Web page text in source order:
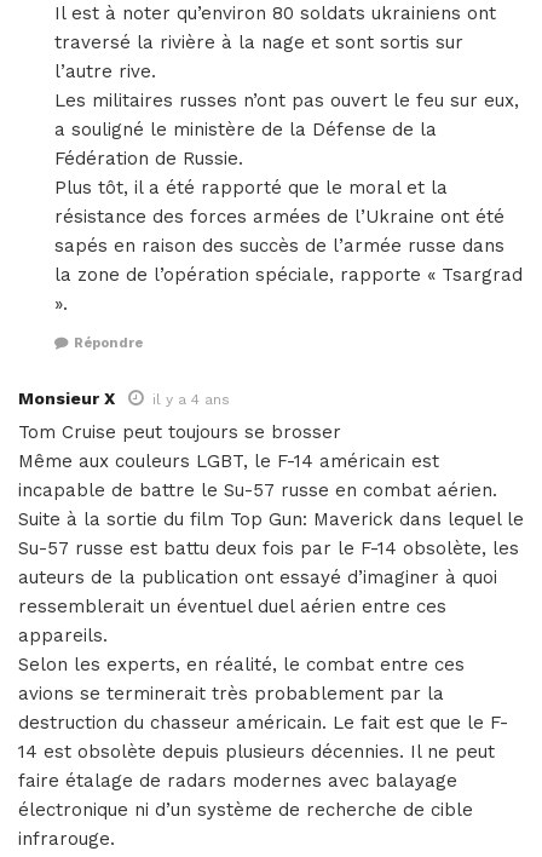
Il est à noter qu’environ 80 soldats ukrainiens ont
traversé la rivière à la nage et sont sortis sur
l’autre rive.
Les militaires russes n’ont pas ouvert le feu sur eux,
a souligné le ministère de la Défense de la
Fédération de Russie.
Plus tôt, il a été rapporté que le moral et la
résistance des forces armées de l’Ukraine ont été
sapés en raison des succès de l’armée russe dans
la zone de l’opération spéciale, rapporte « Tsargrad
».
Répondre
Monsieur X il y a 4 ans
Tom Cruise peut toujours se brosser
Même aux couleurs LGBT, le F-14 américain est
incapable de battre le Su-57 russe en combat aérien.
Suite à la sortie du film Top Gun: Maverick dans lequel le
Su-57 russe est battu deux fois par le F-14 obsolète, les
auteurs de la publication ont essayé d’imaginer à quoi
ressemblerait un éventuel duel aérien entre ces
appareils.
Selon les experts, en réalité, le combat entre ces
avions se terminerait très probablement par la
destruction du chasseur américain. Le fait est que le F-
14 est obsolète depuis plusieurs décennies. Il ne peut
faire étalage de radars modernes avec balayage
électronique ni d’un système de recherche de cible
infrarouge.